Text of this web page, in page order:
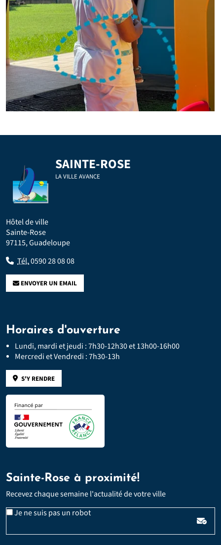
SAINTE-ROSE
LA VILLE AVANCE
Hôtel de ville
Sainte-Rose
97115, Guadeloupe
Tél.0590 28 08 08
ENVOYER UN EMAIL
Horaires d'ouverture
Lundi, mardi et jeudi : 7h30-12h30 et 13h00-16h00
Mercredi et Vendredi : 7h30-13h
S'Y RENDRE
Sainte-Rose à proximité!
Recevez chaque semaine l'actualité de votre ville
Je ne suis pas un robotEmail